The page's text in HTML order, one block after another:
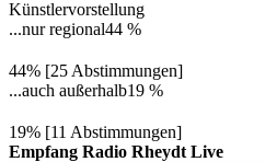
Künstlervorstellung
...nur regional44 %
44% [25 Abstimmungen]
...auch außerhalb19 %
19% [11 Abstimmungen]
Empfang Radio Rheydt Live